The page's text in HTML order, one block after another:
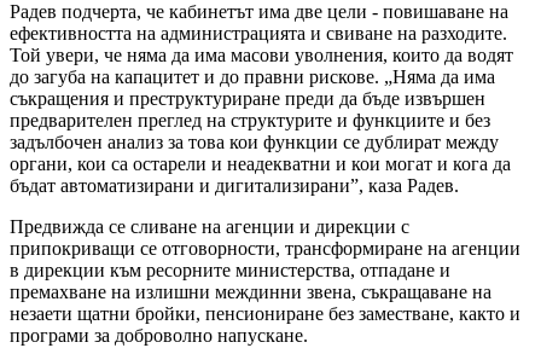
Радев подчерта, че кабинетът има две цели - повишаване на
ефективността на администрацията и свиване на разходите.
Той увери, че няма да има масови уволнения, които да водят
до загуба на капацитет и до правни рискове. „Няма да има
съкращения и преструктуриране преди да бъде извършен
предварителен преглед на структурите и функциите и без
задълбочен анализ за това кои функции се дублират между
органи, кои са остарели и неадекватни и кои могат и кога да
бъдат автоматизирани и дигитализирани”, каза Радев.
Предвижда се сливане на агенции и дирекции с
припокриващи се отговорности, трансформиране на агенции
в дирекции към ресорните министерства, отпадане и
премахване на излишни междинни звена, съкращаване на
незаети щатни бройки, пенсиониране без заместване, както и
програми за доброволно напускане.